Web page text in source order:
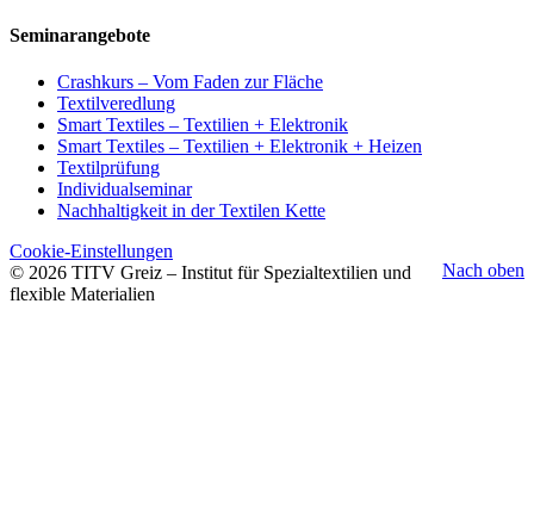
Seminarangebote
Crashkurs – Vom Faden zur Fläche
Textilveredlung
Smart Textiles – Textilien + Elektronik
Smart Textiles – Textilien + Elektronik + Heizen
Textilprüfung
Individualseminar
Nachhaltigkeit in der Textilen Kette
Nach oben
Cookie-Einstellungen
© 2026 TITV Greiz – Institut für Spezialtextilien und
flexible Materialien